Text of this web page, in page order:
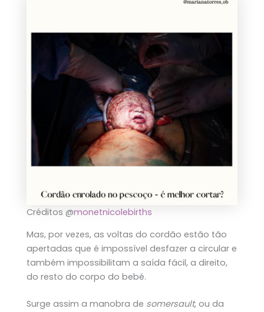
Créditos @monetnicolebirths
Mas, por vezes, as voltas do cordão estão tão
apertadas que é impossível desfazer a circular e
também impossibilitam a saída fácil, a direito,
do resto do corpo do bebé.
Surge assim a manobra de somersault, ou da